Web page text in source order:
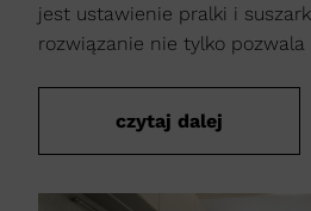
jest ustawienie pralki i
rozwiązanie nie tylko pozwala
czytaj dalej